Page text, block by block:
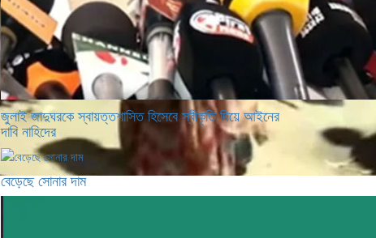
জুলাই জাদুঘরকে স্বায়ত্তশাসিত হিসেবে স্বীকৃতি দিয়ে আইনের
দাবি নাহিদের
বেড়েছে সোনার দাম